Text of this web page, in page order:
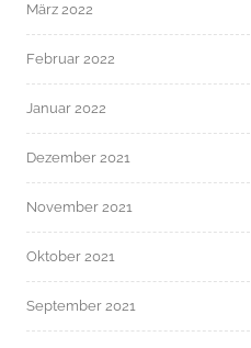
März 2022
Februar 2022
Januar 2022
Dezember 2021
November 2021
Oktober 2021
September 2021